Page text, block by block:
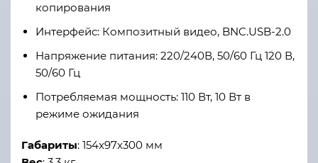
копирования
Интерфейс: Композитный видео, BNC.USB-2.0
Напряжение питания: 220/240В, 50/60 Гц 120 В,
50/60 Гц
Потребляемая мощность: 110 Вт, 10 Вт в
режиме ожидания
Габариты: 154x97x300 мм